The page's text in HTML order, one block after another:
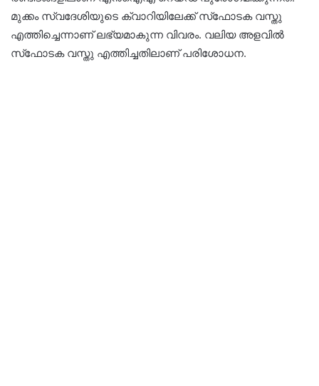
മുക്കം സ്വദേശിയുടെ ക്വാറിയിലേക്ക് സ്‌ഫോടക വസ്തു
എത്തിച്ചെന്നാണ് ലഭ്യമാകുന്ന വിവരം. വലിയ അളവില്‍
സ്‌ഫോടക വസ്തു എത്തിച്ചതിലാണ് പരിശോധന.